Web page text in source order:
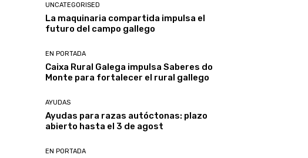
UNCATEGORISED
La maquinaria compartida impulsa el
futuro del campo gallego
EN PORTADA
Caixa Rural Galega impulsa Saberes do
Monte para fortalecer el rural gallego
AYUDAS
Ayudas para razas autóctonas: plazo
abierto hasta el 3 de agost
EN PORTADA